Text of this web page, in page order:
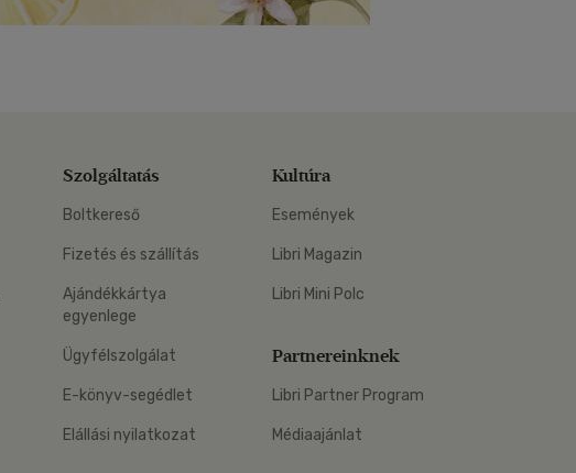
Szolgáltatás
Boltkereső
Fizetés és szállítás
Ajándékkártya
egyenlege
Ügyfélszolgálat
E-könyv-segédlet
Elállási nyilatkozat
Kultúra
Események
Libri Magazin
Libri Mini Polc
Partnereinknek
Libri Partner Program
Médiaajánlat